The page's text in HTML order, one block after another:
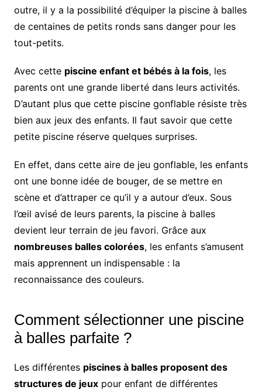
outre, il y a la possibilité d’équiper la piscine à balles
de centaines de petits ronds sans danger pour les
tout-petits.
Avec cette piscine enfant et bébés à la fois, les
parents ont une grande liberté dans leurs activités.
D’autant plus que cette piscine gonflable résiste très
bien aux jeux des enfants. Il faut savoir que cette
petite piscine réserve quelques surprises.
En effet, dans cette aire de jeu gonflable, les enfants
ont une bonne idée de bouger, de se mettre en
scène et d’attraper ce qu’il y a autour d’eux. Sous
l’œil avisé de leurs parents, la piscine à balles
devient leur terrain de jeu favori. Grâce aux
nombreuses balles colorées, les enfants s’amusent
mais apprennent un indispensable : la
reconnaissance des couleurs.
Comment sélectionner une piscine
à balles parfaite ?
Les différentes piscines à balles proposent des
structures de jeuxpour enfant de différentes